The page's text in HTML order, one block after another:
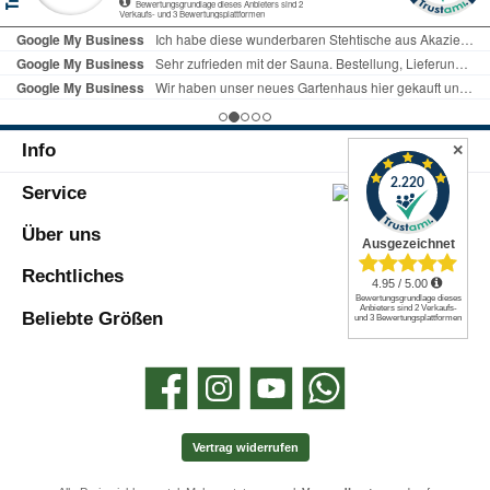
elegantes Design fügt sich harmonisch in
jede Gartenlandschaft ein und sorgt für
eine stilvolle Optik.Rasenkantensteine: 20
x Rasenbord grau 5x25x100 cmMaße: 5 x
25 x 100 cmIn ausreichender Menge
Rasenkantensteine eine präzise
Spedition frei Bordsteinkante geliefert. So
erhalten Sie Ihre Bestellung bequem nach
Hause geliefert. Muss mit 40t LKW
befahrbar sein.Wichtiger Hinweis:Bitte
Materialien wie Beton oder Kies/Sand
beinhaltet. Es handelt sich um ein
Fundaments für Flächen bis zu 20 qm.
Eine Gutschrift nicht benötigter Materialien
Info
Service
Über uns
Rechtliches
Beliebte Größen
Facebook Instagram YouTube WhatsApp
Vertrag widerrufen
✕